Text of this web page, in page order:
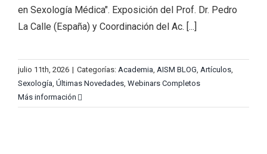
en Sexología Médica". Exposición del Prof. Dr. Pedro
La Calle (España) y Coordinación del Ac. [...]
julio 11th, 2026 | Categorías: Academia, AISM BLOG, Artículos,
Sexología, Últimas Novedades, Webinars Completos
Más información